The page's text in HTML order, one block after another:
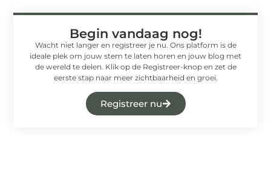
Begin vandaag nog!
Wacht niet langer en registreer je nu. Ons platform is de
ideale plek om jouw stem te laten horen en jouw blog met
de wereld te delen. Klik op de Registreer-knop en zet de
eerste stap naar meer zichtbaarheid en groei.
Registreer nu